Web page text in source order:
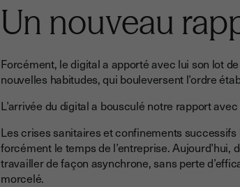
Un nouveau
Forcément, le digital a apporté avec lui son lot
nouvelles habitudes, qui bouleversent l’ordre
L’arrivée du digital a bousculé notre rapport
Les crises sanitaires et confinements successifs
forcément le temps de l’entreprise.
travailler de façon asynchrone, sans perte
morcelé.